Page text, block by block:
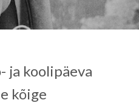
ja koolipäeva
kõige